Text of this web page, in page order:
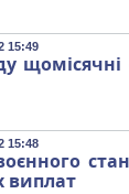
15:49
щомісячні
15:48
виплат